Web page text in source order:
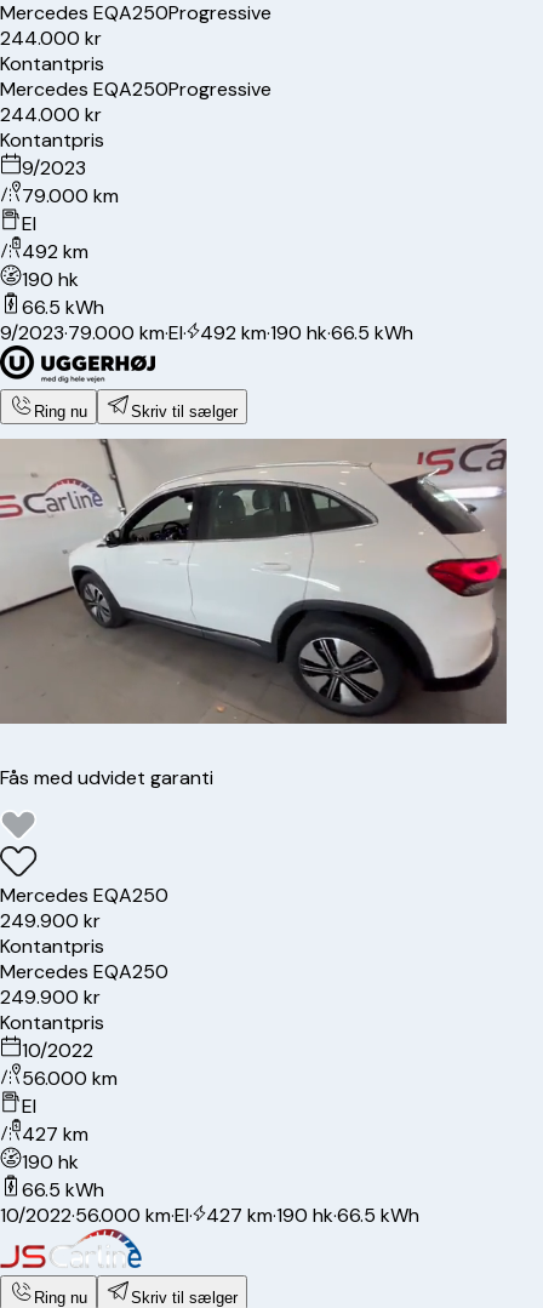
Mercedes EQA250Progressive
244.000 kr
Kontantpris
Mercedes EQA250Progressive
244.000 kr
Kontantpris
9/2023
79.000 km
El
492 km
190 hk
66.5 kWh
9/2023·79.000 km·El· 492 km·190 hk·66.5 kWh
Ring nu Skriv til sælger
Fås med udvidet garanti
Mercedes EQA250
249.900 kr
Kontantpris
Mercedes EQA250
249.900 kr
Kontantpris
10/2022
56.000 km
El
427 km
190 hk
66.5 kWh
10/2022·56.000 km·El· 427 km·190 hk·66.5 kWh
Ring nu Skriv til sælger